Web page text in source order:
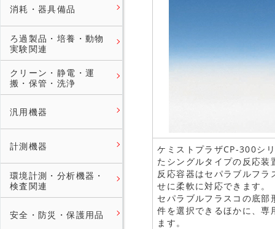
消耗・器具備品
ろ過製品・培養・動物
実験関連
クリーン・静電・運
搬・保管・洗浄
汎用機器
計測機器
環境計測・分析機器・
検査関連
安全・防災・保護用品
ケミストプラザCP-300シ
たシングルタイプの反応装
反応容器はセパラブルフ
せに柔軟に対応できます。
セパラブルフラスコの底
件を選択できるほかに、
ます。